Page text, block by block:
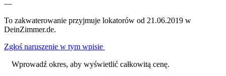
—
To zakwaterowanie przyjmuje lokatorów od 21.06.2019 w
DeinZimmer.de.
Zgłoś naruszenie w tym wpisie
Wprowadź okres, aby wyświetlić całkowitą cenę.